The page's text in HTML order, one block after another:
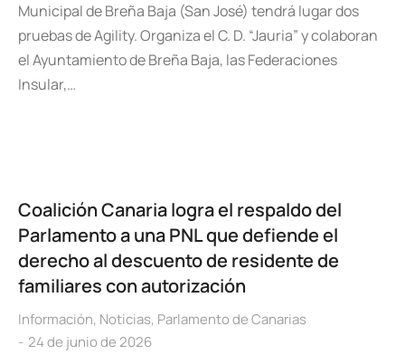
Municipal de Breña Baja (San José) tendrá lugar dos
pruebas de Agility. Organiza el C. D. “Jauria” y colaboran
el Ayuntamiento de Breña Baja, las Federaciones
Insular,…
Coalición Canaria logra el respaldo del
Parlamento a una PNL que defiende el
derecho al descuento de residente de
familiares con autorización
Información, Noticias, Parlamento de Canarias
24 de junio de 2026